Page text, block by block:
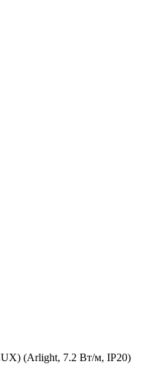
(Arlight, 7.2 Вт/м, IP20)